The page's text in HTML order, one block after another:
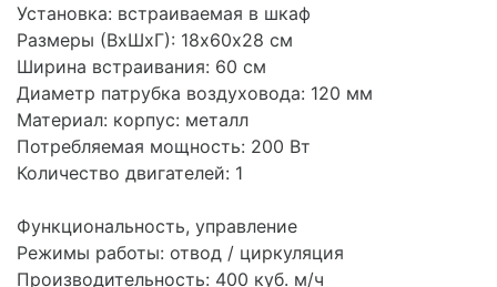
Установка: встраиваемая в шкаф
Размеры (ВхШхГ): 18х60х28 см
Ширина встраивания: 60 см
Диаметр патрубка воздуховода: 120 мм
Материал: корпус: металл
Потребляемая мощность: 200 Вт
Количество двигателей: 1
Функциональность, управление
Режимы работы: отвод / циркуляция
Производительность: 400 куб. м/ч